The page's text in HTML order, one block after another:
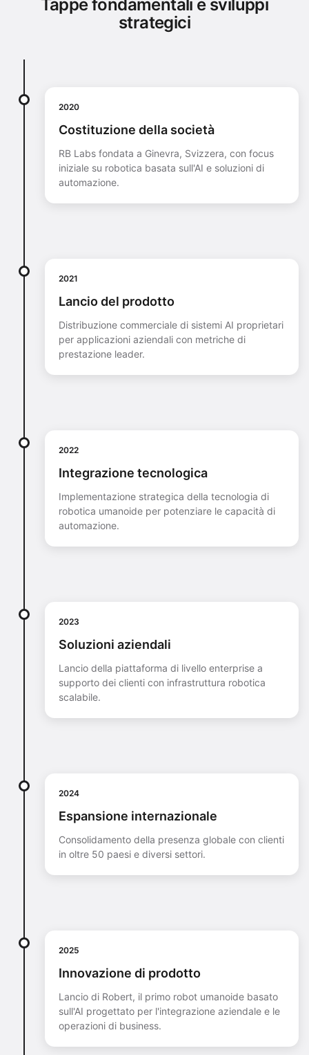
Tappe fondamentali e sviluppi
strategici
2020
Costituzione della società
RB Labs fondata a Ginevra, Svizzera, con focus
iniziale su robotica basata sull'AI e soluzioni di
automazione.
2021
Lancio del prodotto
Distribuzione commerciale di sistemi AI proprietari
per applicazioni aziendali con metriche di
prestazione leader.
2022
Integrazione tecnologica
Implementazione strategica della tecnologia di
robotica umanoide per potenziare le capacità di
automazione.
2023
Soluzioni aziendali
Lancio della piattaforma di livello enterprise a
supporto dei clienti con infrastruttura robotica
scalabile.
2024
Espansione internazionale
Consolidamento della presenza globale con clienti
in oltre 50 paesi e diversi settori.
2025
Innovazione di prodotto
Lancio di Robert, il primo robot umanoide basato
sull'AI progettato per l'integrazione aziendale e le
operazioni di business.